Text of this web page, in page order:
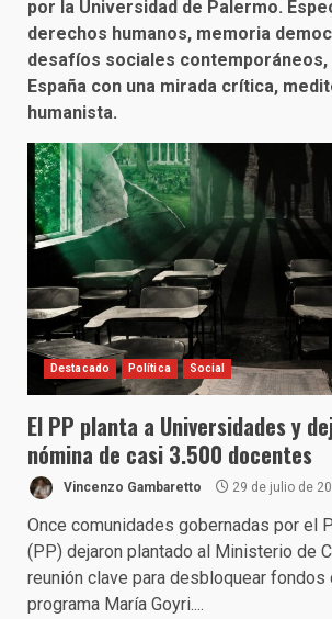
por la Universidad de Palermo.
derechos humanos, memoria
desafíos sociales
España con una mirada crítica,
humanista.
Destacado Política Social
El PP planta a Universidades y
nómina de casi 3.500 docentes
Vincenzo Gambaretto 29 de julio de
Once comunidades gobernadas por el
(PP) dejaron plantado al Ministerio de
reunión clave para desbloquear fondos
programa María Goyri....